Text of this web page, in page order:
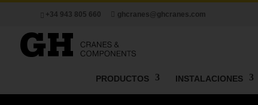
+34 943 805 660 ghcranes@ghcranes.com
PRODUCTOS INSTALACIONES